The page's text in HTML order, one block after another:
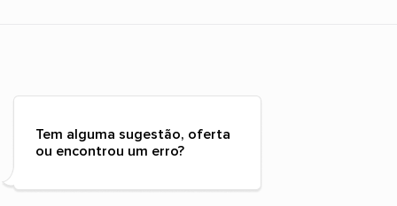
Tem alguma sugestão, oferta
ou encontrou um erro?